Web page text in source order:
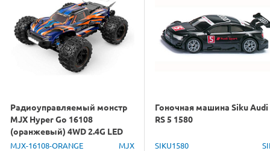
Радиоуправляемый монстр
MJX Hyper Go 16108
(оранжевый) 4WD 2.4G LED
1/16 RTR
MJX-16108-ORANGE MJX
Гоночная машина Siku Audi
RS 5 1580
SIKU1580